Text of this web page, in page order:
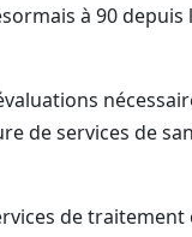
à 90
de services de
de